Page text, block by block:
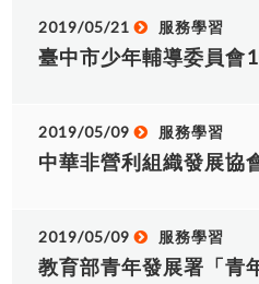
四、如運用單位因高齡化、軟
以線上申請者，得依申請案件
4）以紙本掃描（電子檔）上
福利獎勵事蹟表以A4紙直放（
服務時數計算，115年度志工
姓名」，應與其所持護照或英
字拼法相同，以利日後出國就
報名參加，包括「祥和小隊」
上)、國高中、大專校院學生及
費用：全程免費。 十、報名日
(www.chinesenpo.org.tw)，
→「志工培訓專區」→「【志
0900-1200，1330-1800)，非
十三、 實施方式：邀請學者專
專業課程融入服務學習成果競
導人資二甲榮獲專業課程融入
8 第一名 電機一甲
BD107026 田韋成 10
二名 觀光二甲 BG106021
BT106006 鄭棋云 17
BT106008 袁善柔 19 佳作 四
2019/05/21 服務學習
2019/05/09 服務學習
2019/05/09 服務學習